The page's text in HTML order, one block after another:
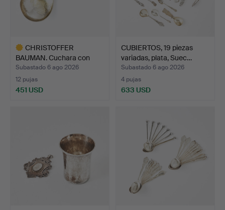
CHRISTOFFER
BAUMAN. Cuchara con
remate de …
Subastado 6 ago 2026
12 pujas
451 USD
CUBIERTOS, 19 piezas
variadas, plata, Suec…
Subastado 6 ago 2026
4 pujas
633 USD